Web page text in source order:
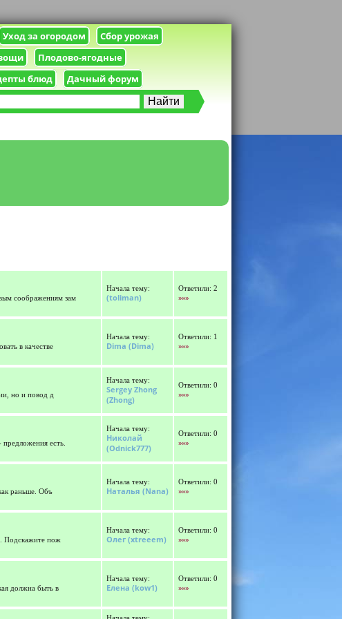
Уход за огородом
Сбор урожая
Плодово-ягодные
блюд Дачный форум
соображениям зам
Начала тему:
(toliman)
Ответили: 2
»»»
в качестве
Начала тему:
Dima (Dima)
Ответили: 1
»»»
но и повод д
Начала тему:
Sergey Zhong
(Zhong)
Ответили: 0
»»»
есть.
Начала тему:
Николай
(Odnick777)
Ответили: 0
»»»
раньше. Объ
Начала тему:
Наталья (Nana)
Ответили: 0
»»»
Подскажите пож
Начала тему:
Олег (xtreeem)
Ответили: 0
»»»
должна быть в
Начала тему:
Елена (kow1)
Ответили: 0
»»»